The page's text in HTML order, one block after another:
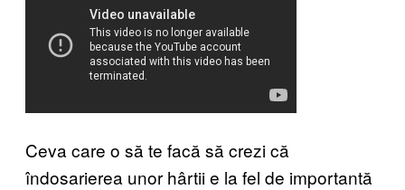
Ceva care o să te facă să crezi că
îndosarierea unor hârtii e la fel de importantă